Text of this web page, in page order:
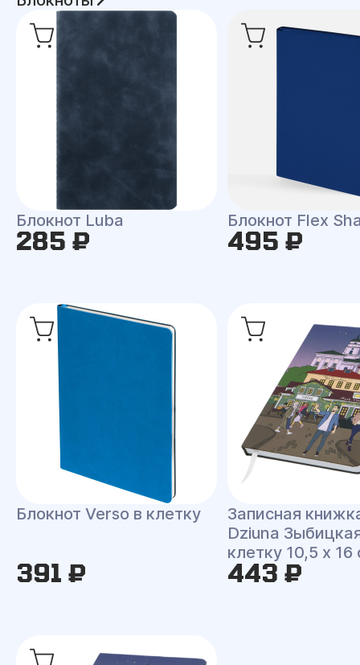
Блокнот Luba
285 ₽
Блокнот Flex
495 ₽
Блокнот Verso в клетку
391 ₽
Записная
Dziuna
клетку 10,5 x 16
443 ₽